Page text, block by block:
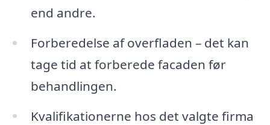
end andre.
Forberedelse af overfladen – det kan
tage tid at forberede facaden før
behandlingen.
Kvalifikationerne hos det valgte firma